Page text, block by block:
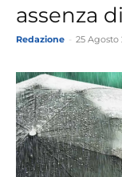
assenza
Redazione 25 Agosto